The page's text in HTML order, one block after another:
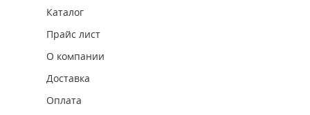
Каталог
Прайс лист
О компании
Доставка
Оплата